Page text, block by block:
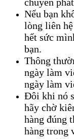
Nếu bạn
lòng liên
hết sức
bạn.
Thông
ngày làm
ngày làm
Đôi khi nó
hãy chờ
hàng đúng
hàng trong